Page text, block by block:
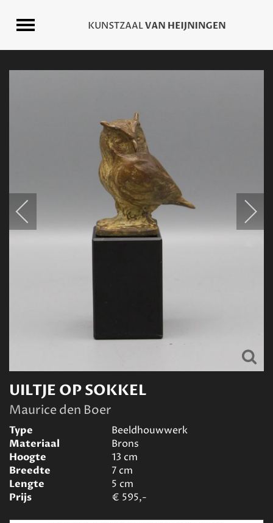
UILTJE OP SOKKEL
Maurice den Boer
Type
Beeldhouwwerk
Materiaal
Brons
Hoogte
13 cm
Breedte
7cm
Lengte
5 cm
Prijs
€ 595,-